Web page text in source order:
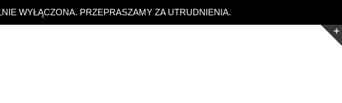
WYŁĄCZONA. PRZEPRASZAMY ZA UTRUDNIENIA.